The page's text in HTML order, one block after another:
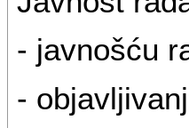
- javnošću
-